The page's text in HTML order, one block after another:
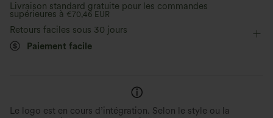
Ajusté Haute élasticité
Livraison standard gratuite pour les commandes
supérieures à €70,46 EUR
Retours faciles sous 30 jours
Paiement facile
Le logo est en cours d’intégration. Selon le style ou la